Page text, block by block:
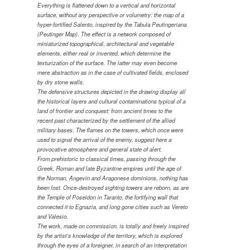
Everything is flattened down to a vertical and horizontal
surface, without any perspective or volumetry: the map of a
hyper-fortified Salento, inspired by the Tabula Peutingeriana
(Peutinger Map). The effect is a network composed of
miniaturized topographical, architectural and vegetable
elements, either real or invented, which determine the
texturization of the surface. The latter may even become
mere abstraction as in the case of cultivated fields, enclosed
by dry stone walls.
The defensive structures depicted in the drawing display all
the historical layers and cultural contaminations typical of a
land of frontier and conquest: from ancient times to the
recent past characterized by the settlement of the allied
military bases. The flames on the towers, which once were
used to signal the arrival of the enemy, suggest here a
provocative atmosphere and general state of alert.
From prehistoric to classical times, passing through the
Greek, Roman and late Byzantine empires until the age of
the Norman, Angevin and Aragonese dominions, nothing has
been lost. Once-destroyed sighting towers are reborn, as are
the Temple of Poseidon in Taranto, the fortifying wall that
connected it to Egnazia, and long gone cities such as Vereto
and Valesio.
The work, made on commission, is totally and freely inspired
by the artist’s knowledge of the territory, which is explored
through the eyes of a foreigner, in search of an interpretation